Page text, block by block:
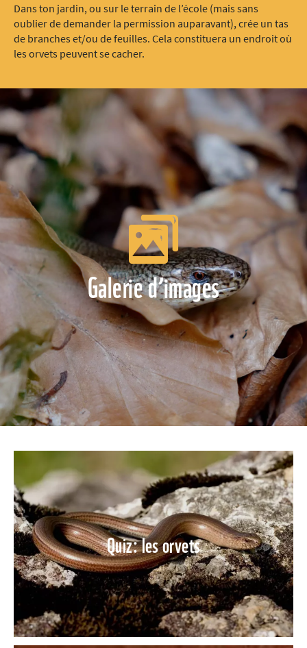
Dans ton jardin, ou sur le terrain de l’école (mais sans
oublier de demander la permission auparavant), crée un tas
de branches et/ou de feuilles. Cela constituera un endroit où
les orvets peuvent se cacher.
Galerie d’images
Quiz: les orvets